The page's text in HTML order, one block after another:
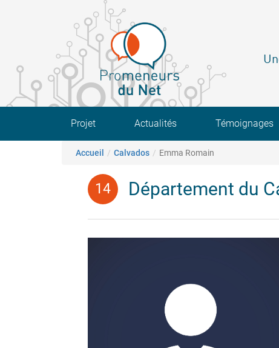
Main navigation
Projet Actualités Témoignages
Fil d'Ariane
Accueil Calvados Emma Romain
Département du